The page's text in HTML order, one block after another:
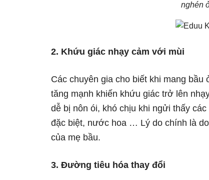
nghén
2. Khứu giác nhạy cảm với mùi
Các chuyên gia cho biết khi mang
tăng mạnh khiến khứu giác trở lên
dễ bị nôn ói, khó chịu khi ngửi thấy
đặc biệt, nước hoa … Lý do chính là
của mẹ bầu.
3. Đường tiêu hóa thay đổi